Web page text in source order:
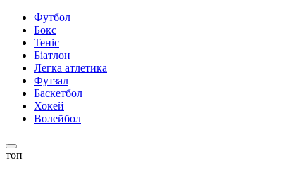
Футбол
Бокс
Теніс
Біатлон
Легка атлетика
Футзал
Баскетбол
Хокей
Волейбол
топ